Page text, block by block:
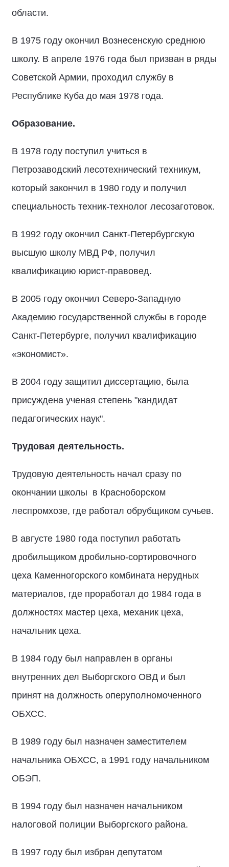
области.
В 1975 году окончил Вознесенскую среднюю
школу. В апреле 1976 года был призван в ряды
Советской Армии, проходил службу в
Республике Куба до мая 1978 года.
Образование.
В 1978 году поступил учиться в
Петрозаводский лесотехнический техникум,
который закончил в 1980 году и получил
специальность техник-технолог лесозаготовок.
В 1992 году окончил Санкт-Петербургскую
высшую школу МВД РФ, получил
квалификацию юрист-правовед.
В 2005 году окончил Северо-Западную
Академию государственной службы в городе
Санкт-Петербурге, получил квалификацию
«экономист».
В 2004 году защитил диссертацию, была
присуждена ученая степень "кандидат
педагогических наук".
Трудовая деятельность.
Трудовую деятельность начал сразу по
окончании школы в Красноборском
леспромхозе, где работал обрубщиком сучьев.
В августе 1980 года поступил работать
дробильщиком дробильно-сортировочного
цеха Каменногорского комбината нерудных
материалов, где проработал до 1984 года в
должностях мастер цеха, механик цеха,
начальник цеха.
В 1984 году был направлен в органы
внутренних дел Выборгского ОВД и был
принят на должность оперуполномоченного
ОБХСС.
В 1989 году был назначен заместителем
начальника ОБХСС, а 1991 году начальником
ОБЭП.
В 1994 году был назначен начальником
налоговой полиции Выборгского района.
В 1997 году был избран депутатом